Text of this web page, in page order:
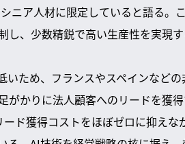
ニア人材に限定していると語る。
、少数精鋭で高い生産性を実現
ため、フランスやスペインなど
がかりに法人顧客へのリードを獲
ド獲得コストをほぼゼロに抑えな